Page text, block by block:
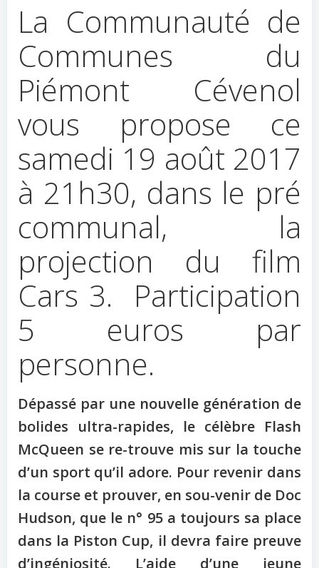
La Communauté de
Communes du
Piémont Cévenol
vous propose ce
samedi 19 août 2017
à 21h30, dans le pré
communal, la
projection du film
Cars 3. Participation
5 euros par
personne.
Dépassé par une nouvelle génération de
bolides ultra-rapides, le célèbre Flash
McQueen se re-trouve mis sur la touche
d’un sport qu’il adore. Pour revenir dans
la course et prouver, en sou-venir de Doc
Hudson, que le n° 95 a toujours sa place
dans la Piston Cup, il devra faire preuve
d’ingéniosité. L’aide d’une jeune